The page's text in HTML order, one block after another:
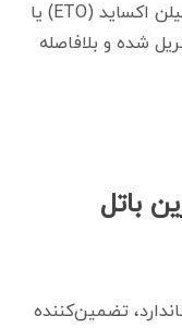
روش‌های استاندارد صنعتی نظیر گاز اتیلن اکساید (ETO) یا
شده و بلافاصله
باتل
تضمین‌کننده